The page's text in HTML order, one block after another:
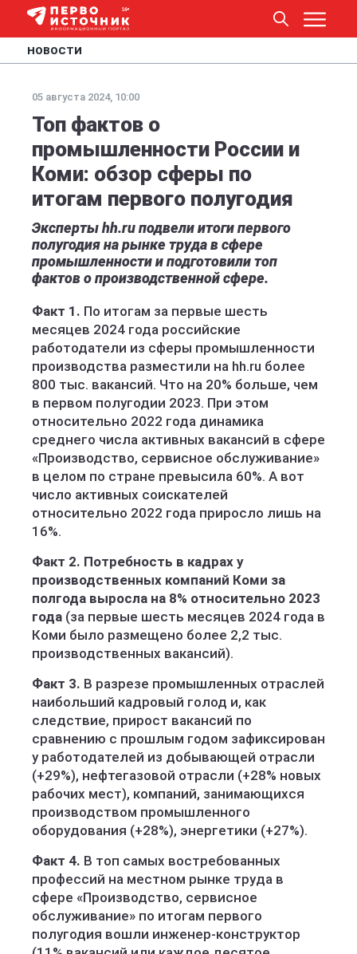
НОВОСТИ
05 августа 2024, 10:00
Топ фактов о
промышленности России и
Коми: обзор сферы по
итогам первого полугодия
Эксперты hh.ru подвели итоги первого
полугодия на рынке труда в сфере
промышленности и подготовили топ
фактов о производственной сфере.
Факт 1. По итогам за первые шесть
месяцев 2024 года российские
работодатели из сферы промышленности
производства разместили на hh.ru более
800 тыс. вакансий. Что на 20% больше, чем
в первом полугодии 2023. При этом
относительно 2022 года динамика
среднего числа активных вакансий в сфере
«Производство, сервисное обслуживание»
в целом по стране превысила 60%. А вот
число активных соискателей
относительно 2022 года приросло лишь на
16%.
Факт 2. Потребность в кадрах у
производственных компаний Коми за
полгода выросла на 8% относительно 2023
года (за первые шесть месяцев 2024 года в
Коми было размещено более 2,2 тыс.
производственных вакансий).
Факт 3. В разрезе промышленных отраслей
наибольший кадровый голод и, как
следствие, прирост вакансий по
сравнению с прошлым годом зафиксирован
у работодателей из добывающей отрасли
(+29%), нефтегазовой отрасли (+28% новых
рабочих мест), компаний, занимающихся
производством промышленного
оборудования (+28%), энергетики (+27%).
Факт 4. В топ самых востребованных
профессий на местном рынке труда в
сфере «Производство, сервисное
обслуживание» по итогам первого
полугодия вошли инженер-конструктор